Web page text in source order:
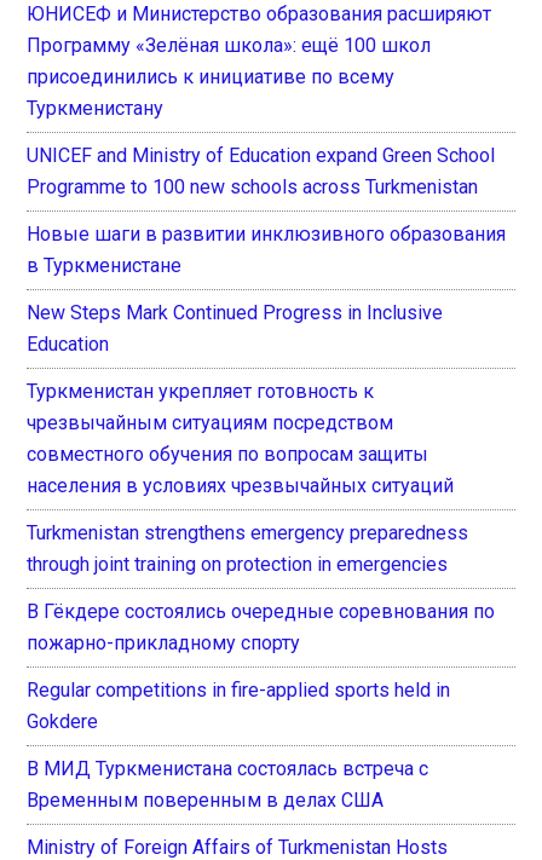
ЮНИСЕФ и Министерство образования расширяют
Программу «Зелёная школа»: ещё 100 школ
присоединились к инициативе по всему
Туркменистану
UNICEF and Ministry of Education expand Green School
Programme to 100 new schools across Turkmenistan
Новые шаги в развитии инклюзивного образования
в Туркменистане
New Steps Mark Continued Progress in Inclusive
Education
Туркменистан укрепляет готовность к
чрезвычайным ситуациям посредством
совместного обучения по вопросам защиты
населения в условиях чрезвычайных ситуаций
Turkmenistan strengthens emergency preparedness
through joint training on protection in emergencies
В Гёкдере состоялись очередные соревнования по
пожарно-прикладному спорту
Regular competitions in fire-applied sports held in
Gokdere
В МИД Туркменистана состоялась встреча с
Временным поверенным в делах США
Ministry of Foreign Affairs of Turkmenistan Hosts